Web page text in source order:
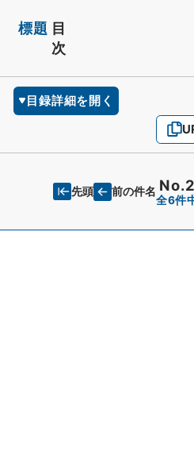
標題 目
次
目録詳細を開く
先頭 前の件名 No.2
全6件